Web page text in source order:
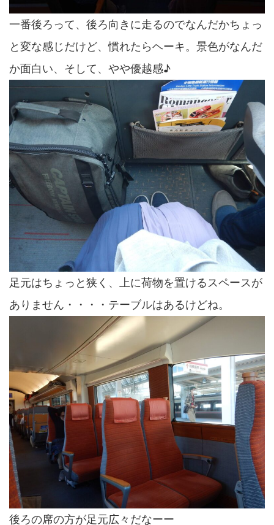
一番後ろって、後ろ向きに走るのでなんだかちょっ
と変な感じだけど、慣れたらヘーキ。景色がなんだ
か面白い、そして、やや優越感♪
足元はちょっと狭く、上に荷物を置けるスペースが
ありません・・・・テーブルはあるけどね。
後ろの席の方が足元広々だなーー